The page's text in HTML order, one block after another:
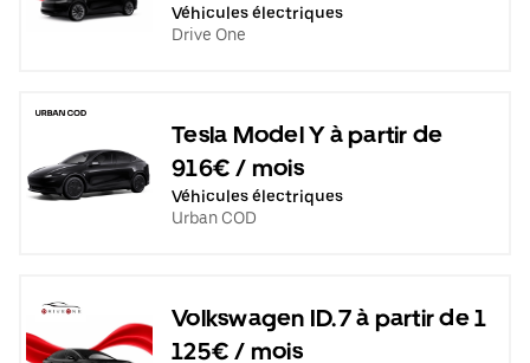
Véhicules électriques
Drive One
Tesla Model Y à partir de
916€ / mois
Véhicules électriques
Urban COD
Volkswagen ID.7 à partir de 1
125€ / mois